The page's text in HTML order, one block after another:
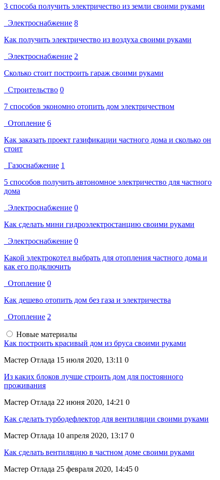
3 способа получить электричество из земли своими руками
Электроснабжение 8
Как получить электричество из воздуха своими руками
Электроснабжение 2
Сколько стоит построить гараж своими руками
Строительство 0
7 способов экономно отопить дом электричеством
Отопление 6
Как заказать проект газификации частного дома и сколько он
стоит
Газоснабжение 1
5 способов получить автономное электричество для частного
дома
Электроснабжение 0
Как сделать мини гидроэлектростанцию своими руками
Электроснабжение 0
Какой электрокотел выбрать для отопления частного дома и
как его подключить
Отопление 0
Как дешево отопить дом без газа и электричества
Отопление 2
Новые материалы
Как построить красивый дом из бруса своими руками
Мастер Отлада 15 июля 2020, 13:11 0
Из каких блоков лучше строить дом для постоянного
проживания
Мастер Отлада 22 июня 2020, 14:21 0
Как сделать турбодефлектор для вентиляции своими руками
Мастер Отлада 10 апреля 2020, 13:17 0
Как сделать вентиляцию в частном доме своими руками
Мастер Отлада 25 февраля 2020, 14:45 0